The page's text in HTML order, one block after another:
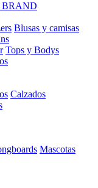
Blusas y camisas
Tops y Bodys
Calzados
Mascotas